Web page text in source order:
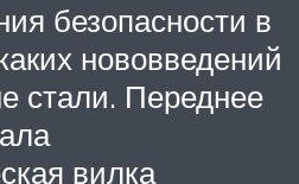
безопасности в
нововведений
стали. Переднее
вилка